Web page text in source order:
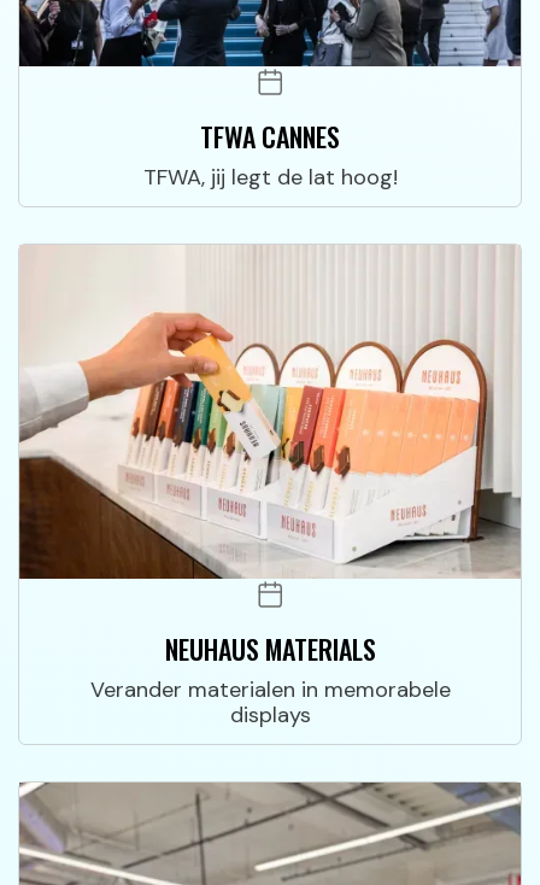
TFWA CANNES
TFWA, jij legt de lat hoog!
NEUHAUS MATERIALS
Verander materialen in memorabele
displays